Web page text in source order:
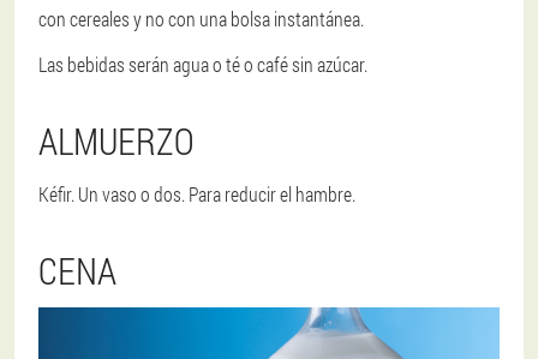
con cereales y no con una bolsa instantánea.
Las bebidas serán agua o té o café sin azúcar.
ALMUERZO
Kéfir. Un vaso o dos. Para reducir el hambre.
CENA